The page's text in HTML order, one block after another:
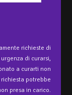
se non si hanno
la laurea…
richieste di
di curarsi,
a curarti non
potrebbe
presa in carico.